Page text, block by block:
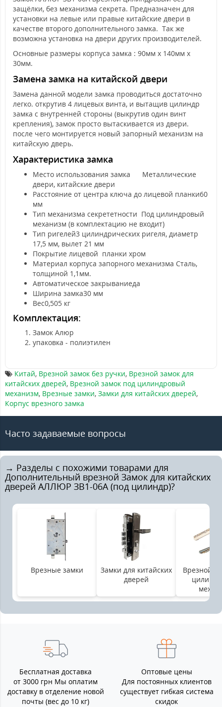
защёлки, без механизма секрета. Предназначен для
установки на левые или правые китайские двери в
качестве второго дополнительного замка. Так же
возможна установка на двери других производителей.
Основные размеры корпуса замка : 90мм x 140мм x
30мм.
Замена замка на китайской двери
Замена данной модели замка проводиться достаточно
легко. открутив 4 лицевых винта, и вытащив цилиндр
замка с внутренней стороны (выкрутив один винт
крепления), замок просто вытаскивается из двери.
после чего монтируется новый запорный механизм на
китайскую дверь.
Характеристика замка
Место использования замка Металлические
двери, китайские двери
Расстояние от центра ключа до лицевой планки60
мм
Тип механизма секрететности Под цилиндровый
механизм (в комплектацию не входит)
Тип ригелей3 цилиндрических ригеля, диаметр
17,5 мм, вылет 21 мм
Покрытие лицевой планки хром
Материал корпуса запорного механизма Сталь,
толщиной 1,1мм.
Автоматическое закрываниеда
Ширина замка30 мм
Вес0,505 кг
Комплектация:
Замок Алюр
упаковка - полиэтилен
Китай, Врезной замок без ручки, Врезной замок для
китайских дверей, Врезной замок под цилиндровый
механизм, Врезные замки, Замки для китайских дверей,
Корпус врезного замка
Часто задаваемые вопросы
→ Разделы с похожими товарами для
Дополнительный врезной Замок для китайских
дверей АЛЛЮР ЗВ1-06А (под цилиндр)?
Врезные замки
Замки для китайских
дверей
Врезной
Бесплатная доставка
от 3000 грн Мы оплатим
доставку в отделение новой
почты (вес до 10 кг)
Оптовые цены
Для постоянных клиентов
существует гибкая система
скидок